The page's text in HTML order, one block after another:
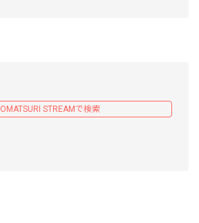
OMATSURI STREAMで検索